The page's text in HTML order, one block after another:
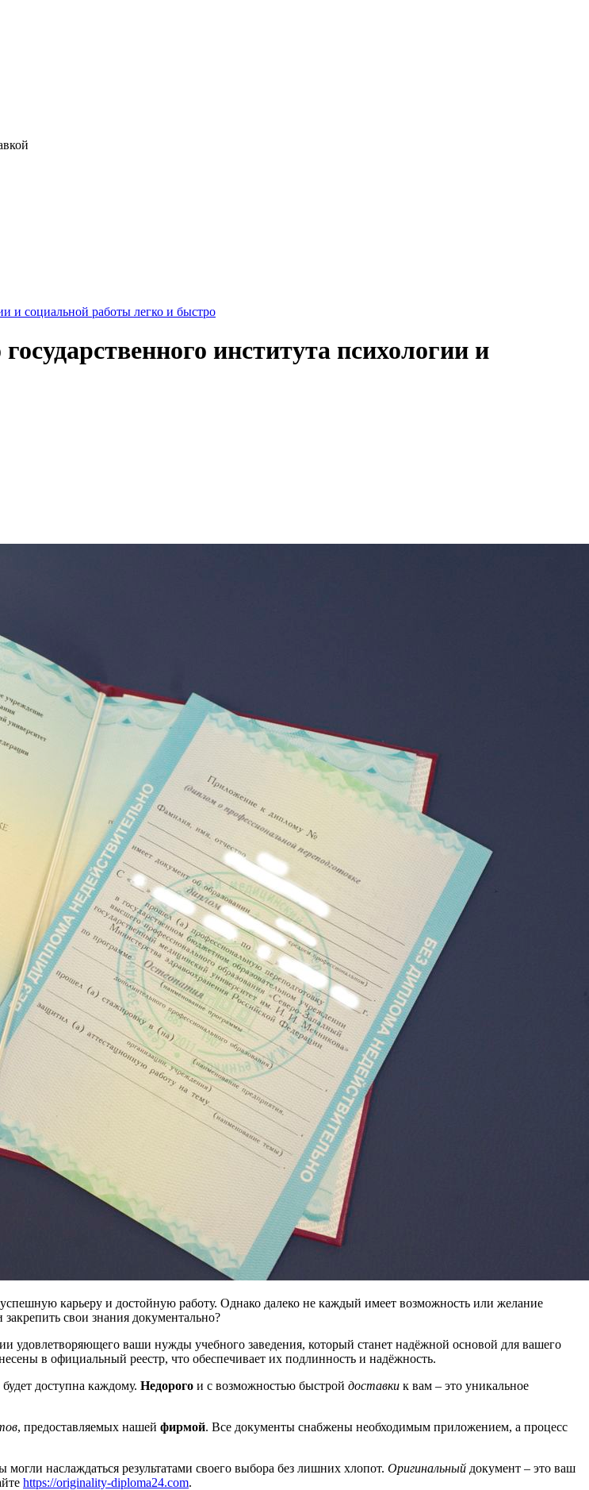
и социальной работы легко и быстро
института психологии и
карьеру и достойную работу. Однако далеко не каждый имеет возможность или желание
закрепить свои знания документально?
удовлетворяющего ваши нужды учебного заведения, который станет надёжной основой для вашего
в официальный реестр, что обеспечивает их подлинность и надёжность.
будет доступна каждому. Недорого и с возможностью быстрой доставки к вам – это уникальное
, предоставляемых нашей фирмой. Все документы снабжены необходимым приложением, а процесс
наслаждаться результатами своего выбора без лишних хлопот. Оригинальный документ – это ваш
https://originality-diploma24.com.